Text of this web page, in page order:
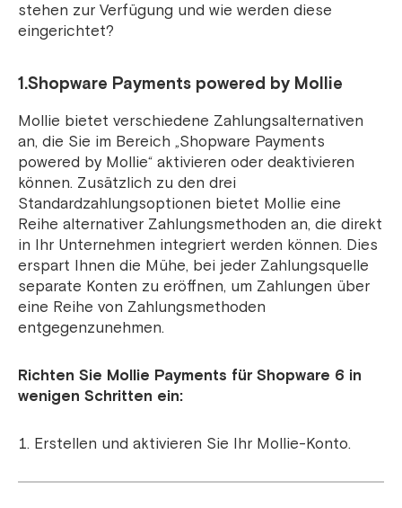
stehen zur Verfügung und wie werden diese
eingerichtet?
1.Shopware Payments powered by Mollie
Mollie bietet verschiedene Zahlungsalternativen
an, die Sie im Bereich „Shopware Payments
powered by Mollie“ aktivieren oder deaktivieren
können. Zusätzlich zu den drei
Standardzahlungsoptionen bietet Mollie eine
Reihe alternativer Zahlungsmethoden an, die direkt
in Ihr Unternehmen integriert werden können. Dies
erspart Ihnen die Mühe, bei jeder Zahlungsquelle
separate Konten zu eröffnen, um Zahlungen über
eine Reihe von Zahlungsmethoden
entgegenzunehmen.
Richten Sie Mollie Payments für Shopware 6 in
wenigen Schritten ein:
Erstellen und aktivieren Sie Ihr Mollie-Konto.